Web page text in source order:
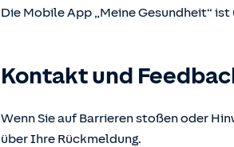
Die Mobile App „Meine Gesundheit“
Kontakt und
Wenn Sie auf Barrieren stoßen oder
über Ihre Rückmeldung.